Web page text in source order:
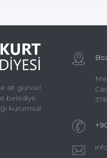
ait güncel
belediye
kurumsal